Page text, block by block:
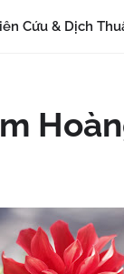
Cứu & Dịch